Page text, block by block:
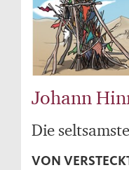
Johann
Die
VON